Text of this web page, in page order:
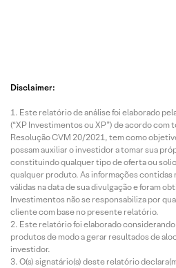
Disclaimer:
Este relatório de análise foi elaborado
(“XP Investimentos ou XP”) de acordo com
Resolução CVM 20/2021, tem como
possam auxiliar o investidor a tomar sua
constituindo qualquer tipo de oferta ou
qualquer produto. As informações
válidas na data de sua divulgação e foram
Investimentos não se responsabiliza por
cliente com base no presente relatório.
Este relatório foi elaborado
produtos de modo a gerar resultados de
investidor.
O(s) signatário(s) deste relatório